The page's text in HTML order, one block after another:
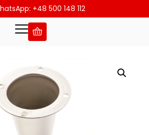
+48 500 148 112